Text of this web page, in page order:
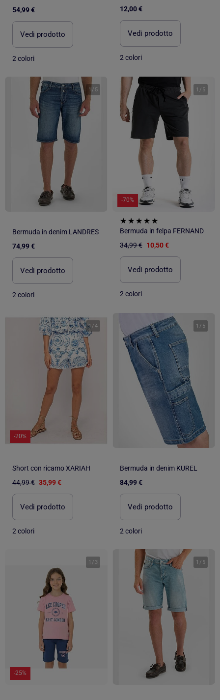
54,99 €
Vedi prodotto
2 colori
12,00 €
Vedi prodotto
2 colori
1 / 5
Bermuda in denim LANDRES
74,99 €
Vedi prodotto
2 colori
1 / 5
-70%
Bermuda in felpa FERNAND
34,99 € 10,50 €
Vedi prodotto
2 colori
1 /4
-20%
Short con ricamo XARIAH
44,99 € 35,99 €
Vedi prodotto
2 colori
1 / 5
Bermuda in denim KUREL
84,99 €
Vedi prodotto
2 colori
1 / 3
-25%
1 / 5